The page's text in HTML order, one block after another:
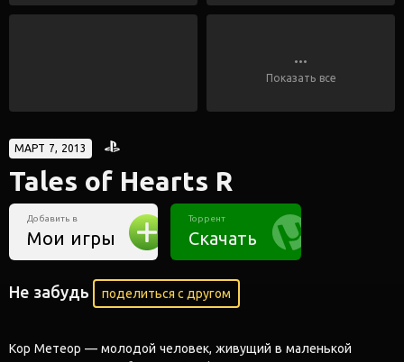
...
Показать все
МАРТ 7, 2013
Tales of Hearts R
Добавить в
Мои игры
Торрент
Скачать
Не забудь поделиться с другом
Кор Метеор — молодой человек, живущий в маленькой